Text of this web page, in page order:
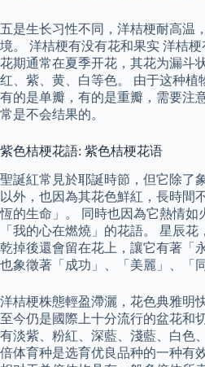
五是生长习性不同，洋桔梗耐高温
境。 洋桔梗有没有花和果实 洋桔
花期通常在夏季开花，其花为漏斗
红、紫、黄、白等色。 由于这种植
有的是单瓣，有的是重瓣，需要注
常是不会结果的。
紫色桔梗花語: 紫色桔梗花语
聖誕紅常見於耶誕時節，但它除了
以外，也因為其花色鮮紅，長時間
恆的生命」。 同時也因為它熱情如
「我的心在燃燒」的花語。 星辰
乾掉後還會留在花上，讓它有著「
也象徵著「成功」、「美麗」、「
洋桔梗株態輕盈滯灑，花色典雅明
至今仍是國際上十分流行的盆花和
有淡紫、粉紅、深藍、淺藍、白色
倍体育种是选育优良品种的一种有